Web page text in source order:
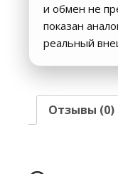
и обмен не
показан
реальный
Отзывы (0)